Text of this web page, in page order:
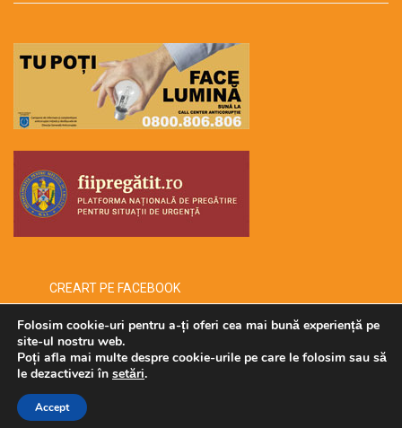
CREART PE FACEBOOK
Copyright © 2026 -creart-
Folosim cookie-uri pentru a-ți oferi cea mai bună experiență pe
site-ul nostru web.
Poți afla mai multe despre cookie-urile pe care le folosim sau să
le dezactivezi în setări.
Accept